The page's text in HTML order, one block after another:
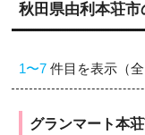
秋田県由利本荘
1〜7 件目を表示（
グランマート本